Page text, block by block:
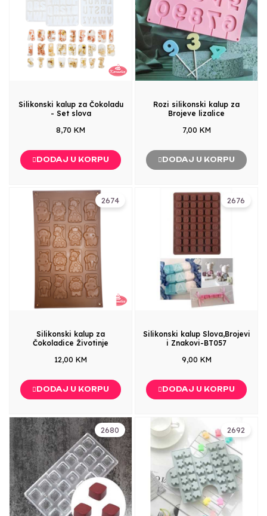
Silikonski kalup za Čokoladu
- Set slova
8,70 KM
DODAJ U KORPU
Rozi silikonski kalup za
Brojeve lizalice
7,00 KM
DODAJ U KORPU
2674
Silikonski kalup za
Čokoladice Životinje
12,00 KM
DODAJ U KORPU
2676
Silikonski kalup Slova,Brojevi
i Znakovi-BT057
9,00 KM
DODAJ U KORPU
2680 2692